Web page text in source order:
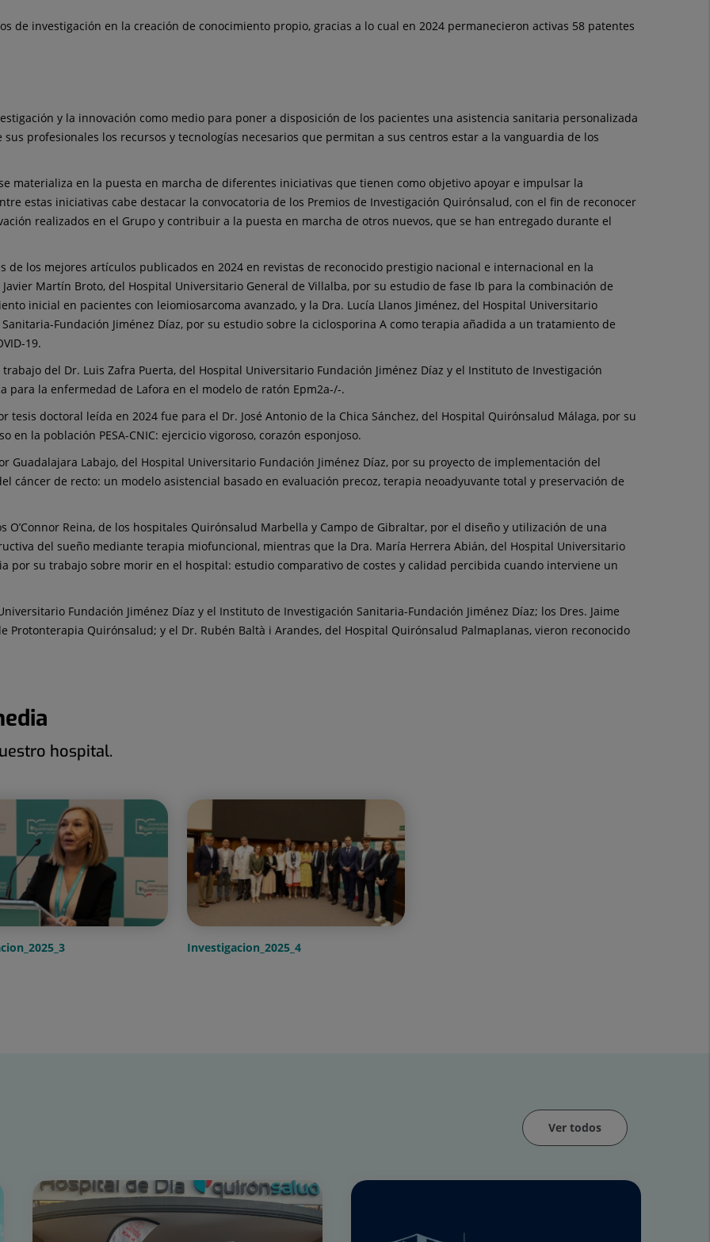
de investigación en la creación de conocimiento propio, gracias a lo cual en 2024 permanecieron activas 58 patentes
y la innovación como medio para poner a disposición de los pacientes una asistencia sanitaria personalizada
profesionales los recursos y tecnologías necesarios que permitan a sus centros estar a la vanguardia de los
materializa en la puesta en marcha de diferentes iniciativas que tienen como objetivo apoyar e impulsar la
estas iniciativas cabe destacar la convocatoria de los Premios de Investigación Quirónsalud, con el fin de reconocer
realizados en el Grupo y contribuir a la puesta en marcha de otros nuevos, que se han entregado durante el
de los mejores artículos publicados en 2024 en revistas de reconocido prestigio nacional e internacional en la
Martín Broto, del Hospital Universitario General de Villalba, por su estudio de fase Ib para la combinación de
inicial en pacientes con leiomiosarcoma avanzado, y la Dra. Lucía Llanos Jiménez, del Hospital Universitario
Fundación Jiménez Díaz, por su estudio sobre la ciclosporina A como terapia añadida a un tratamiento de
19.
del Dr. Luis Zafra Puerta, del Hospital Universitario Fundación Jiménez Díaz y el Instituto de Investigación
para la enfermedad de Lafora en el modelo de ratón Epm2a-/-.
tesis doctoral leída en 2024 fue para el Dr. José Antonio de la Chica Sánchez, del Hospital Quirónsalud Málaga, por su
la población PESA-CNIC: ejercicio vigoroso, corazón esponjoso.
Guadalajara Labajo, del Hospital Universitario Fundación Jiménez Díaz, por su proyecto de implementación del
cáncer de recto: un modelo asistencial basado en evaluación precoz, terapia neoadyuvante total y preservación de
O’Connor Reina, de los hospitales Quirónsalud Marbella y Campo de Gibraltar, por el diseño y utilización de una
del sueño mediante terapia miofuncional, mientras que la Dra. María Herrera Abián, del Hospital Universitario
por su trabajo sobre morir en el hospital: estudio comparativo de costes y calidad percibida cuando interviene un
Fundación Jiménez Díaz y el Instituto de Investigación Sanitaria-Fundación Jiménez Díaz; los Dres. Jaime
Protonterapia Quirónsalud; y el Dr. Rubén Baltà i Arandes, del Hospital Quirónsalud Palmaplanas, vieron reconocido
hospital.
Investigacion_2025_4
Ver todos